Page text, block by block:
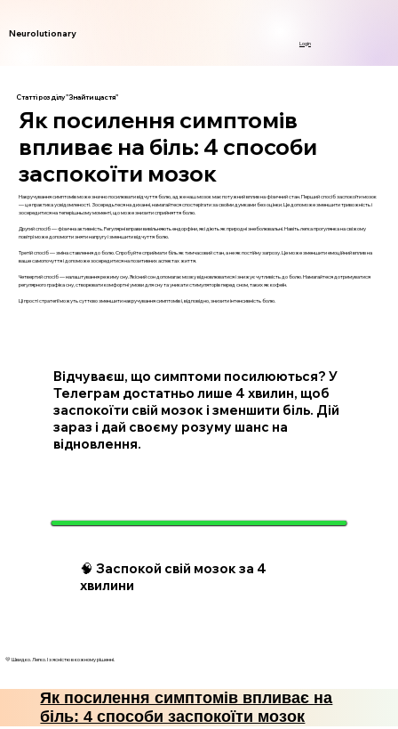
Neurolutionary
Login
Статті розділу "Знайти щастя"
Як посилення симптомів
впливає на біль: 4 способи
заспокоїти мозок
Накручування симптомів може значно посилювати відчуття болю, адже наш мозок має потужний вплив на фізичний стан. Перший спосіб заспокоїти мозок
— це практика усвідомленості. Зосередьтеся на диханні, намагайтеся спостерігати за своїми думками без оцінки. Це допоможе зменшити тривожність і
зосередитися на теперішньому моменті, що може знизити сприйняття болю.
Другий спосіб — фізична активність. Регулярні вправи вивільняють ендорфіни, які діють як природні знеболювальні. Навіть легка прогулянка на свіжому
повітрі може допомогти зняти напругу і зменшити відчуття болю.
Третій спосіб — зміна ставлення до болю. Спробуйте сприймати біль як тимчасовий стан, а не як постійну загрозу. Це може зменшити емоційний вплив на
ваше самопочуття і допоможе зосередитися на позитивних аспектах життя.
Четвертий спосіб — налаштування режиму сну. Якісний сон допомагає мозку відновлюватися і знижує чутливість до болю. Намагайтеся дотримуватися
регулярного графіка сну, створювати комфортні умови для сну та уникати стимуляторів перед сном, таких як кофеїн.
Ці прості стратегії можуть суттєво зменшити накручування симптомів і, відповідно, знизити інтенсивність болю.
Відчуваєш, що симптоми посилюються? У
Телеграм достатньо лише 4 хвилин, щоб
заспокоїти свій мозок і зменшити біль. Дій
зараз і дай своєму розуму шанс на
відновлення.
🧠 Заспокой свій мозок за 4
хвилини
💛 Швидко. Легко. І з ясністю в кожному рішенні.
Як посилення симптомів впливає на
біль: 4 способи заспокоїти мозок